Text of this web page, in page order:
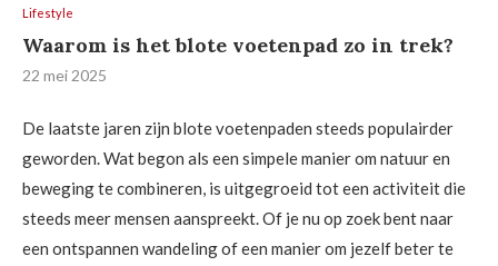
Lifestyle
Waarom is het blote voetenpad zo in trek?
22 mei 2025
De laatste jaren zijn blote voetenpaden steeds populairder
geworden. Wat begon als een simpele manier om natuur en
beweging te combineren, is uitgegroeid tot een activiteit die
steeds meer mensen aanspreekt. Of je nu op zoek bent naar
een ontspannen wandeling of een manier om jezelf beter te